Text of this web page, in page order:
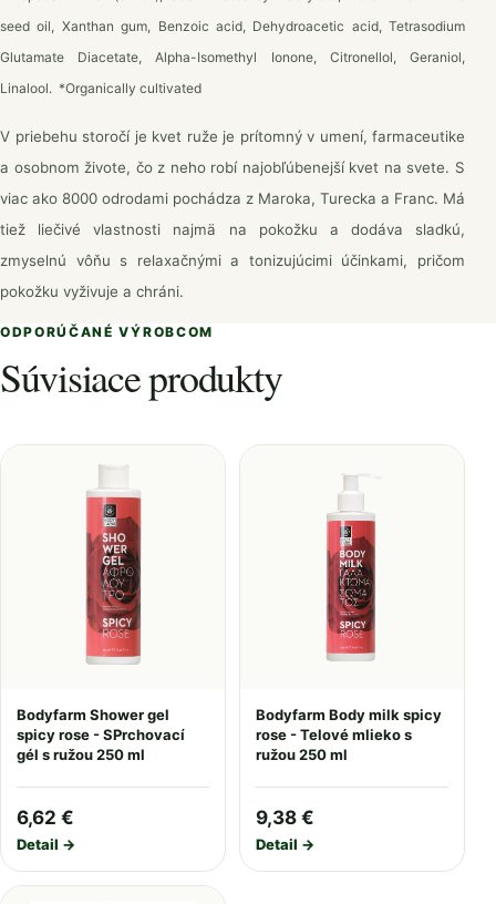
seed oil, Xanthan gum, Benzoic acid, Dehydroacetic acid, Tetrasodium
Glutamate Diacetate, Alpha-Isomethyl Ionone, Citronellol, Geraniol,
Linalool. *Organically cultivated
V priebehu storočí je kvet ruže je prítomný v umení, farmaceutike
a osobnom živote, čo z neho robí najobľúbenejší kvet na svete. S
viac ako 8000 odrodami pochádza z Maroka, Turecka a Franc. Má
tiež liečivé vlastnosti najmä na pokožku a dodáva sladkú,
zmyselnú vôňu s relaxačnými a tonizujúcimi účinkami, pričom
pokožku vyživuje a chráni.
ODPORÚČANÉ VÝROBCOM
Súvisiace produkty
Bodyfarm Shower gel
spicy rose - SPrchovací
gél s ružou 250 ml
6,62 €
Detail →
Bodyfarm Body milk spicy
rose - Telové mlieko s
ružou 250 ml
9,38 €
Detail →